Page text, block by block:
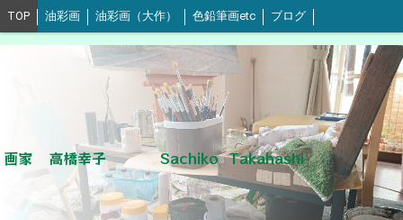
TOP 油彩画 油彩画（大作） 色鉛筆画etc ブログ
画家 高橋幸子 Sachiko Takahashi